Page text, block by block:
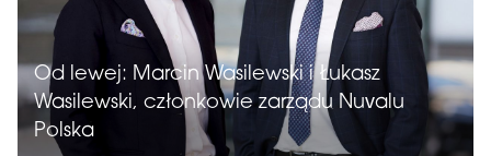
Od lewej: Marcin Wasilewski i Łukasz
Wasilewski, członkowie zarządu Nuvalu
Polska